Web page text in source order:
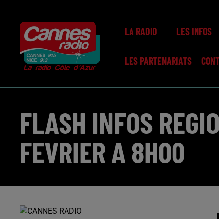
LA RADIO LES INFOS
LES PARTENARIATS
FLASH INFOS
FEVRIER A 8H00